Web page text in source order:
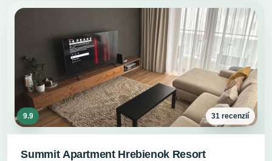
9.9 31 recenzií
Summit Apartment Hrebienok Resort